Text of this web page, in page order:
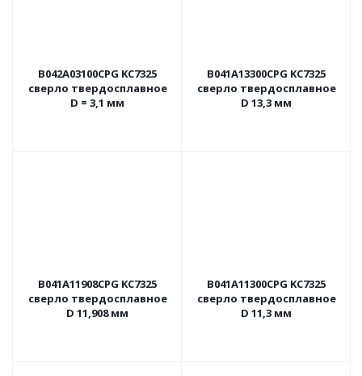
B042A03100CPG KC7325
сверло твердосплавное
D = 3,1 мм
B041A13300CPG KC7325
сверло твердосплавное
D 13,3 мм
B041A11908CPG KC7325
сверло твердосплавное
D 11,908 мм
B041A11300CPG KC7325
сверло твердосплавное
D 11,3 мм